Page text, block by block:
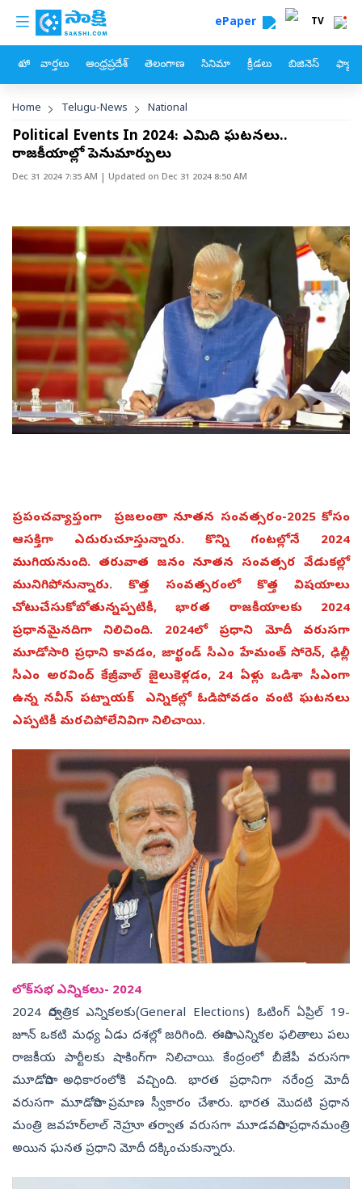
Skip to main content
custom menu ePaper TV
హోం వార్తలు ఆంధ్రప్రదేశ్ తెలంగాణ సినిమా క్రీడలు బిజినెస్
Breadcrumb
Home Telugu-News National
Political Events In 2024: ఎనిమిది ఘటనలు..
రాజకీయాల్లో పెనుమార్పులు
Dec 31 2024 7:35 AM | Updated on Dec 31 2024 8:50 AM
ప్రపంచవ్యాప్తంగా ప్రజలంతా నూతన సంవత్సరం-2025 కోసం
ఆసక్తిగా ఎదురుచూస్తున్నారు. కొన్ని గంటల్లోనే 2024
ముగియనుంది. తరువాత జనం నూతన సంవత్సర వేడుకల్లో
మునిగిపోనున్నారు. కొత్త సంవత్సరంలో కొత్త విషయాలు
చోటుచేసుకోబోతున్నప్పటికీ, భారత రాజకీయాలకు 2024
ప్రధానమైనదిగా నిలిచింది. 2024లో ప్రధాని మోదీ వరుసగా
మూడోసారి ప్రధాని కావడం, జార్ఖండ్ సీఎం హేమంత్ సోరెన్, ఢిల్లీ
సీఎం అరవింద్ కేజ్రీవాల్ జైలుకెళ్లడం, 24 ఏళ్లు ఒడిశా సీఎంగా
ఉన్న నవీన్ పట్నాయక్ ఎన్నికల్లో ఓడిపోవడం వంటి ఘటనలు
ఎప్పటికీ మరచిపోలేనివిగా నిలిచాయి.
లోక్‌సభ ఎన్నికలు- 2024
2024 సార్వత్రిక ఎన్నికలకు(General Elections) ఓటింగ్ ఏప్రిల్‌ 19-
జూన్‌ ఒకటి మధ్య ఏడు దశల్లో జరిగింది. ఈసారి ఎన్నికల ఫలితాలు పలు
రాజకీయ పార్టీలకు షాకింగ్‌గా నిలిచాయి. కేంద్రంలో బీజేపీ వరుసగా
మూడోసారి అధికారంలోకి వచ్చింది. భారత ప్రధానిగా నరేంద్ర మోదీ
వరుసగా మూడోసారి ప్రమాణ స్వీకారం చేశారు. భారత మొదటి ప్రధాన
మంత్రి జవహర్‌లాల్ నెహ్రూ తర్వాత వరుసగా మూడవసారి ప్రధానమంత్రి
అయిన ఘనత ప్రధాని మోదీ దక్కించుకున్నారు.